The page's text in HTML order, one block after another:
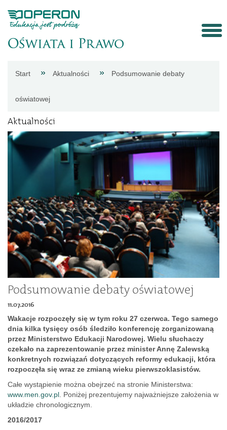
Aktualności
Porady
eksperta
Procedury
Dokumenty
serwisie
Kontakt
Zaloguj
się
Start Aktualności Podsumowanie debaty
oświatowej
Aktualności
Podsumowanie debaty oświatowej
11.07.2016
Wakacje rozpoczęły się w tym roku 27 czerwca. Tego samego
dnia kilka tysięcy osób śledziło konferencję zorganizowaną
przez Ministerstwo Edukacji Narodowej. Wielu słuchaczy
czekało na zaprezentowanie przez minister Annę Zalewską
konkretnych rozwiązań dotyczących reformy edukacji, która
rozpoczęła się wraz ze zmianą wieku pierwszoklasistów.
Całe wystąpienie można obejrzeć na stronie Ministerstwa:
www.men.gov.pl . Poniżej prezentujemy najważniejsze założenia w
układzie chronologicznym.
2016/2017